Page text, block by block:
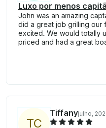
Luxo por menos
John was an amazing
did a great job grilling our
excited. We would totally
priced and had a great
TC
Tiffanyjulho,